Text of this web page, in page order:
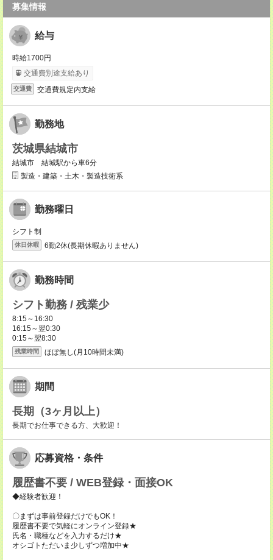
募集情報
給与
時給1700円
交通費別途支給あり
交通費 交通費規定内支給
勤務地
茨城県結城市
結城市 結城駅から車6分
製造・建築・土木・製造技術系
勤務曜日
シフト制
休日休暇 6勤2休(長期休暇ありません)
勤務時間
シフト勤務 / 残業少
8:15～16:30
16:15～翌0:30
0:15～翌8:30
残業時間 ほぼ無し(月10時間未満)
期間
長期（3ヶ月以上）
長期でお仕事できる方、大歓迎！
応募資格・条件
履歴書不要 / WEB登録・面接OK
◆経験者歓迎！
〇まずは事前登録だけでもOK！
履歴書不要で気軽にオンライン登録★
氏名・職種などを入力するだけ★
オシゴトただいま少しずつ増加中★